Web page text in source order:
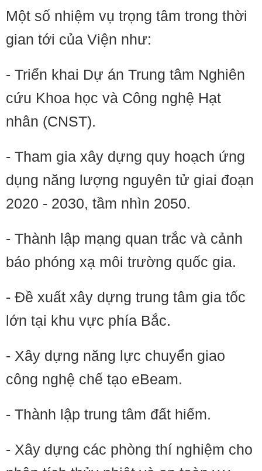
Một số nhiệm vụ trọng tâm trong thời
gian tới của Viện như:
- Triển khai Dự án Trung tâm Nghiên
cứu Khoa học và Công nghệ Hạt
nhân (CNST).
- Tham gia xây dựng quy hoạch ứng
dụng năng lượng nguyên tử giai đoạn
2020 - 2030, tầm nhìn 2050.
- Thành lập mạng quan trắc và cảnh
báo phóng xạ môi trường quốc gia.
- Đề xuất xây dựng trung tâm gia tốc
lớn tại khu vực phía Bắc.
- Xây dựng năng lực chuyển giao
công nghệ chế tạo eBeam.
- Thành lập trung tâm đất hiếm.
- Xây dựng các phòng thí nghiệm cho